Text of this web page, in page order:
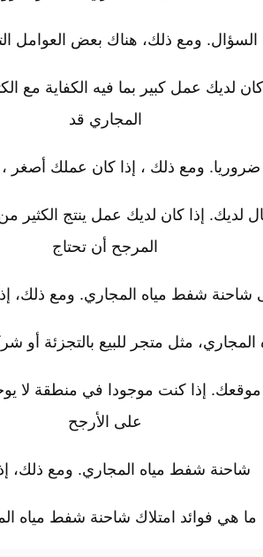
السؤال. ومع ذلك، هناك بعض العوامل
لديك عمل كبير بما فيه الكفاية مع
المجاري قد
ضروريا. ومع ذلك ، إذا كان عملك أصغر ،
لديك. إذا كان لديك عمل ينتج
المرجح أن تحتاج
شاحنة شفط مياه المجاري. ومع ذلك،
المجاري، مثل متجر للبيع بالتجزئة أو
موقعك. إذا كنت موجودا في منطقة لا
على الأرجح
شاحنة شفط مياه المجاري. ومع ذلك،
ما هي فوائد امتلاك شاحنة شفط مياه